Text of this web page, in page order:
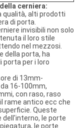
cerniera:
qualità, alti prodotti
di porta.
invisibili non solo
il loro stile
nel mezzosi.
della porta, ha
porta per i loro
di 13mm-
16-100mm,
con raso, raso
rame antico ecc che
Queste
le porte
le porte